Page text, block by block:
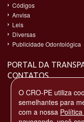
Códigos
Anvisa
Leis
Diversas
Publicidade Odontológica
PORTAL DA
CONTATOS
O CRO-PE utiliza
semelhantes para
com a nossa